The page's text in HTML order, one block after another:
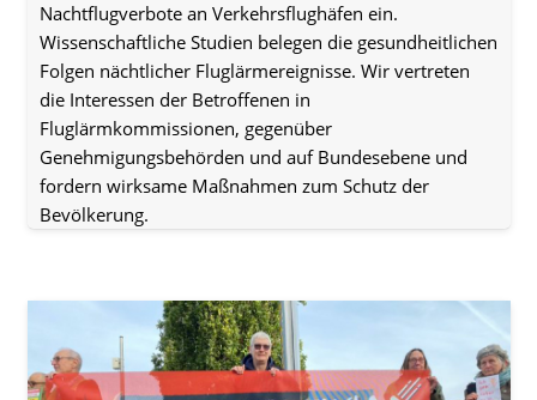
Nachtflugverbote an Verkehrsflughäfen ein.
Wissenschaftliche Studien belegen die gesundheitlichen
Folgen nächtlicher Fluglärmereignisse. Wir vertreten
die Interessen der Betroffenen in
Fluglärmkommissionen, gegenüber
Genehmigungsbehörden und auf Bundesebene und
fordern wirksame Maßnahmen zum Schutz der
Bevölkerung.